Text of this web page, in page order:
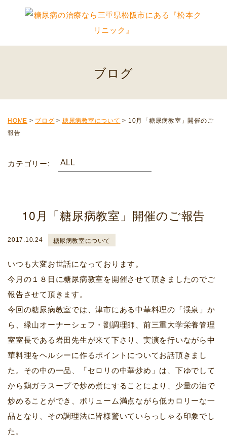
ブログ
HOME > ブログ > 糖尿病教室について > 10月「糖尿病教室」開催のご
報告
カテゴリー:
10月「糖尿病教室」開催のご報告
2017.10.24 糖尿病教室について
いつも大変お世話になっております。
今月の１８日に糖尿病教室を開催させて頂きましたのでご
報告させて頂きます。
今回の糖尿病教室では、津市にある中華料理の「渓泉」か
ら、緑山オーナーシェフ・劉調理師、前三重大学栄養管理
室室長である岩田先生が来て下さり、実演を行いながら中
華料理をヘルシーに作るポイントについてお話頂きまし
た。その中の一品、「セロリの中華炒め」は、下ゆでして
から鶏ガラスープで炒め煮にすることにより、少量の油で
炒めることができ、ボリューム満点ながら低カロリーな一
品となり、その調理法に皆様驚いていらっしゃる印象でし
た。